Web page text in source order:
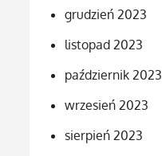
grudzień 2023
listopad 2023
październik 2023
wrzesień 2023
sierpień 2023